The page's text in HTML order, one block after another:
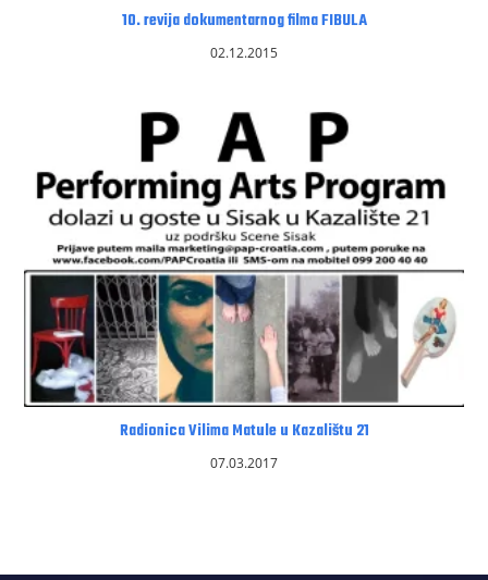
10. revija dokumentarnog filma FIBULA
02.12.2015
Radionica Vilima Matule u Kazalištu 21
07.03.2017